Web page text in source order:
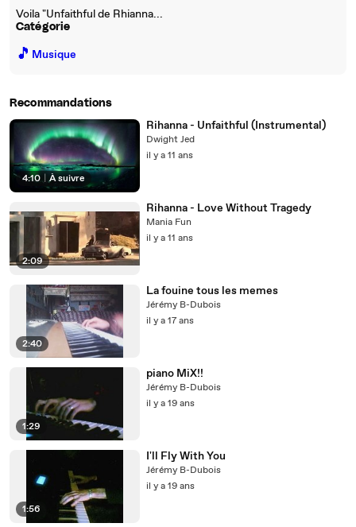
Voila "Unfaithful de Rhianna...
Catégorie
🎵 Musique
Recommandations
4:10 À suivre
Rihanna - Unfaithful (Instrumental)
Dwight Jed
il y a 11 ans
2:09
Rihanna - Love Without Tragedy
Mania Fun
il y a 11 ans
2:40
La fouine tous les memes
Jérémy B-Dubois
il y a 17 ans
1:29
piano MiX!!
Jérémy B-Dubois
il y a 19 ans
1:56
I'll Fly With You
Jérémy B-Dubois
il y a 19 ans